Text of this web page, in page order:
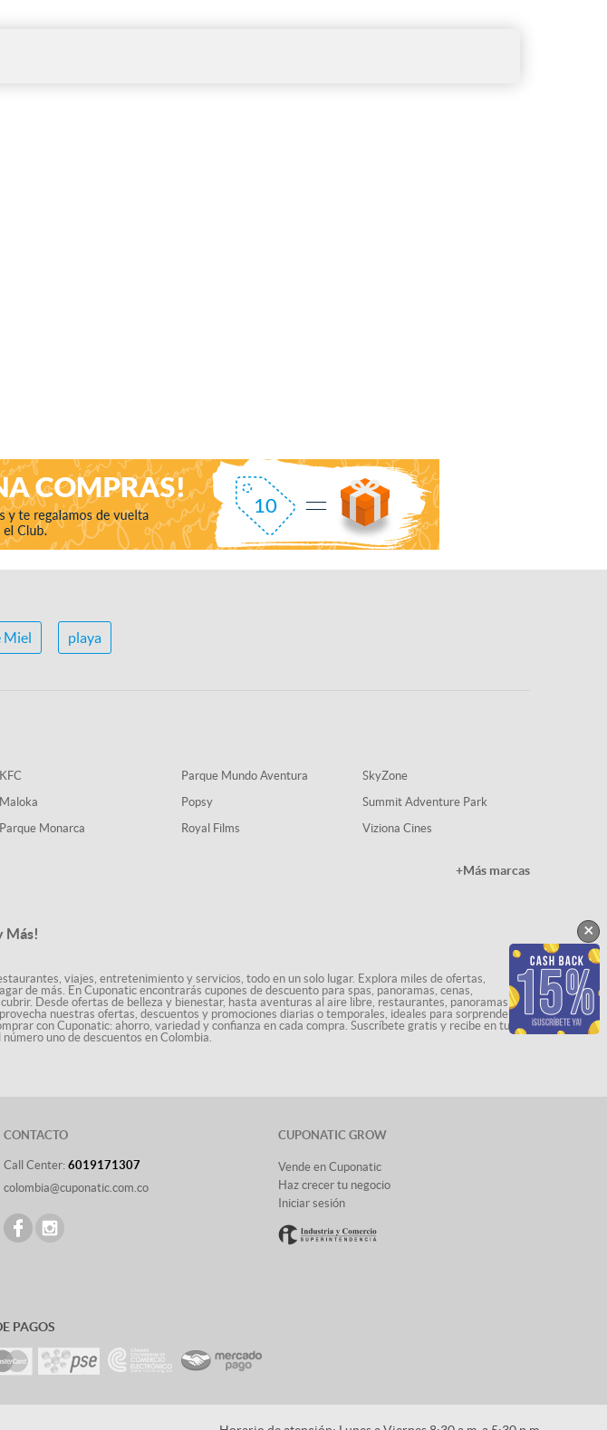
Miel playa
KFC
Maloka
Parque Monarca
Parque Mundo Aventura
Popsy
Royal Films
SkyZone
Summit Adventure Park
Viziona Cines
+Más marcas
Más!
viajes, entretenimiento y servicios, todo en un solo lugar. Explora miles de ofertas,
de más. En Cuponatic encontrarás cupones de descuento para spas, panoramas, cenas,
Desde ofertas de belleza y bienestar, hasta aventuras al aire libre, restaurantes, panoramas
nuestras ofertas, descuentos y promociones diarias o temporales, ideales para sorprenderte
con Cuponatic: ahorro, variedad y confianza en cada compra. Suscríbete gratis y recibe en tu
uno de descuentos en Colombia.
CONTACTO
Call Center: 6019171307
colombia@cuponatic.com.co
CUPONATIC GROW
Vende en Cuponatic
Haz crecer tu negocio
Iniciar sesión
PAGOS
×